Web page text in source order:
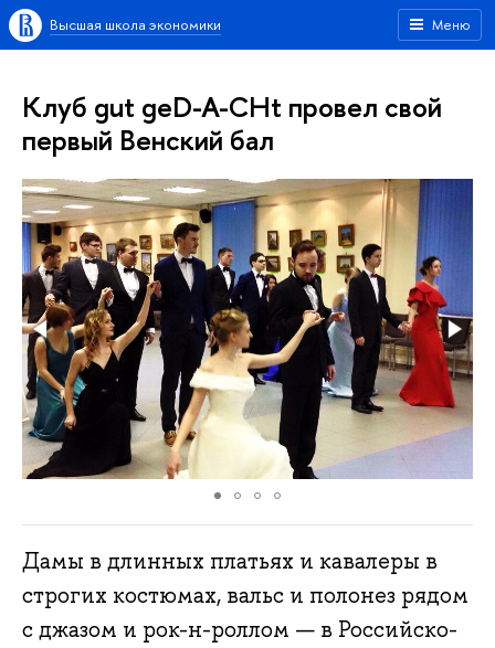
Меню
Высшая школа экономики
Клуб gut geD-A-CHt провел свой
первый Венский бал
Дамы в длинных платьях и кавалеры в
строгих костюмах, вальс и полонез рядом
с джазом и рок-н-роллом — в Российско-